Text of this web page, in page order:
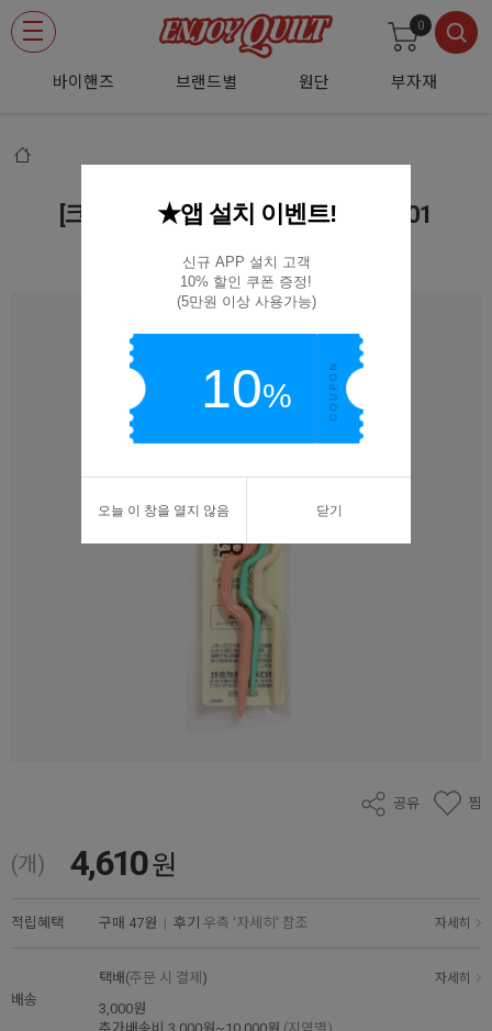
바이핸즈 브랜드별 원단 부자재
0
[크로바] 일자형 꽈배기 바늘세트 53-201
53-201
공유 찜
(개) 4,610원
적립혜택 구매 47원 | 후기 우측 '자세히' 참조 자세히
배송
택배(주문 시 결제 ) 자세히
3,000원
★앱 설치 이벤트!
신규 APP 설치 고객
10% 할인 쿠폰 증정!
(5만원 이상 사용가능)
10%
오늘 이 창을 열지 않음 닫기